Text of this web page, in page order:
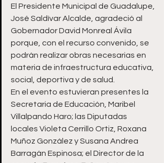
El Presidente Municipal de Guadalupe,
José Saldívar Alcalde, agradeció al
Gobernador David Monreal Ávila
porque, con el recurso convenido, se
podrán realizar obras necesarias en
materia de infraestructura educativa,
social, deportiva y de salud.
En el evento estuvieran presentes la
Secretaria de Educación, Maribel
Villalpando Haro; las Diputadas
locales Violeta Cerrillo Ortiz, Roxana
Muñoz González y Susana Andrea
Barragán Espinosa; el Director de la